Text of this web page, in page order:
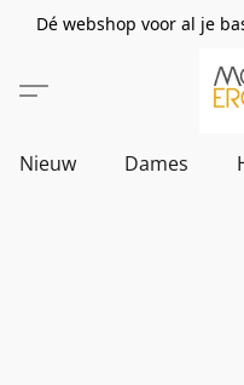
Dé webshop voor al je
Nieuw Dames